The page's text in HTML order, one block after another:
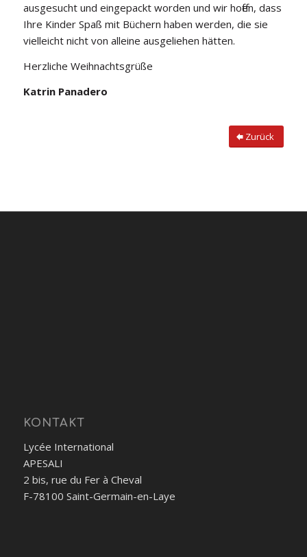
ausgesucht und eingepackt worden und wir hoffen, dass
Ihre Kinder Spaß mit Büchern haben werden, die sie
vielleicht nicht von alleine ausgeliehen hätten.
Herzliche Weihnachtsgrüße
Katrin Panadero
Zurück
KONTAKT
Lycée International
APESALI
2 bis, rue du Fer à Cheval
F-78100 Saint-Germain-en-Laye